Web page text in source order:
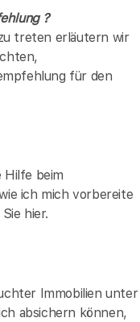
?
treten erläutern wir
für den
Hilfe beim
ich mich vorbereite
hier.
Immobilien unter
absichern können,